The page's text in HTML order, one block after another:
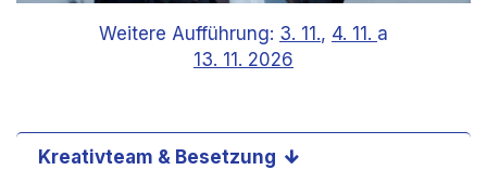
Weitere Aufführung: 3. 11., 4. 11. a
13. 11. 2026
Kreativteam & Besetzung